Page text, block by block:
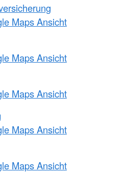
Maps Ansicht
Maps Ansicht
Maps Ansicht
Maps Ansicht
Maps Ansicht